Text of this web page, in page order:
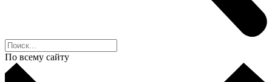
По всему сайту